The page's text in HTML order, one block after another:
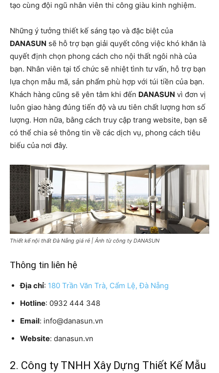
tạo cùng đội ngũ nhân viên thi công giàu kinh nghiệm.
Những ý tưởng thiết kế sáng tạo và đặc biệt của
DANASUN sẽ hỗ trợ bạn giải quyết công việc khó khăn là
quyết định chọn phong cách cho nội thất ngôi nhà của
bạn. Nhân viên tại tổ chức sẽ nhiệt tình tư vấn, hỗ trợ bạn
lựa chọn mẫu mã, sản phẩm phù hợp với túi tiền của bạn.
Khách hàng cũng sẽ yên tâm khi đến DANASUN vì đơn vị
luôn giao hàng đúng tiến độ và ưu tiên chất lượng hơn số
lượng. Hơn nữa, bằng cách truy cập trang website, bạn sẽ
có thể chia sẻ thông tin về các dịch vụ, phong cách tiêu
biếu của nơi đây.
Thiết kế nội thất Đà Nẵng giá rẻ | Ảnh từ công ty DANASUN
Thông tin liên hệ
Địa chỉ: 180 Trần Văn Trà, Cẩm Lệ, Đà Nẵng
Hotline: 0932 444 348
Email: info@danasun.vn
Website: danasun.vn
2. Công ty TNHH Xây Dựng Thiết Kế Mẫu